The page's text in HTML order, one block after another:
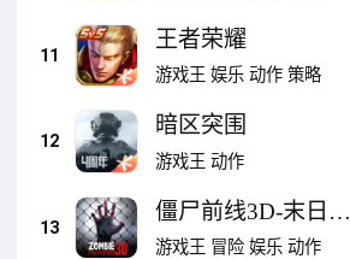
11
王者荣耀
游戏王 娱乐 动作 策略
12
暗区突围
游戏王 动作
13
僵尸前线3D-末日狙
击战争手游
游戏王 冒险 娱乐 动作